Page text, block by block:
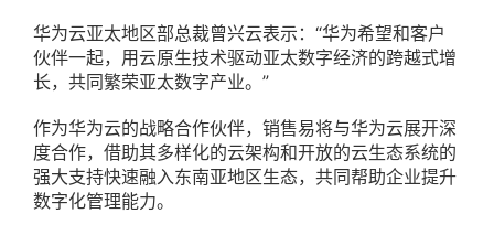
华为云亚太地区部总裁曾兴云表示：“华为希望和客户
伙伴一起，用云原生技术驱动亚太数字经济的跨越式增
长，共同繁荣亚太数字产业。”
作为华为云的战略合作伙伴，销售易将与华为云展开深
度合作，借助其多样化的云架构和开放的云生态系统的
强大支持快速融入东南亚地区生态，共同帮助企业提升
数字化管理能力。